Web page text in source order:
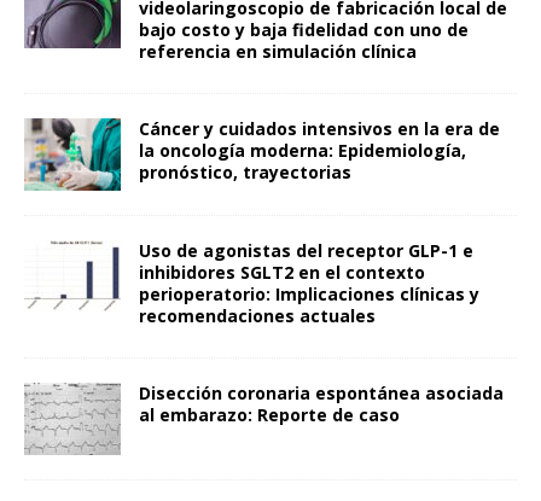
videolaringoscopio de fabricación local de
bajo costo y baja fidelidad con uno de
referencia en simulación clínica
Cáncer y cuidados intensivos en la era de
la oncología moderna: Epidemiología,
pronóstico, trayectorias
Uso de agonistas del receptor GLP-1 e
inhibidores SGLT2 en el contexto
perioperatorio: Implicaciones clínicas y
recomendaciones actuales
Disección coronaria espontánea asociada
al embarazo: Reporte de caso